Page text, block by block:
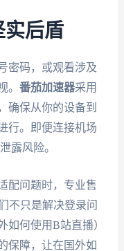
实后盾
密码，或观看涉及
。 番茄加速器采用
确保从你的设备到
行。即便连接机场
露风险。
配问题时，专业售
不只是解决登录问
如何使用B站直播）
保障，让在国外如